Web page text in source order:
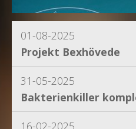
01-08-2025
Projekt Bexhövede
31-05-2025
Bakterienkiller
16-02-2025